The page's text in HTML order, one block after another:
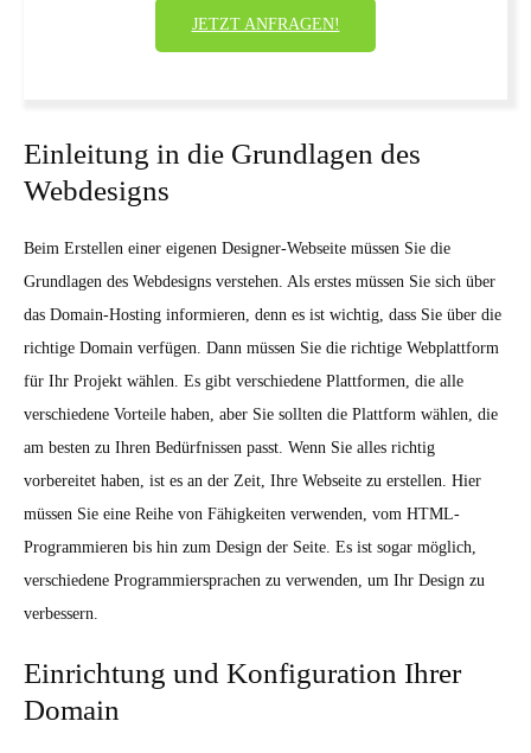
JETZT ANFRAGEN!
Einleitung in die Grundlagen des
Webdesigns
Beim Erstellen einer eigenen Designer-Webseite müssen Sie die
Grundlagen des Webdesigns verstehen. Als erstes müssen Sie sich über
das Domain-Hosting informieren, denn es ist wichtig, dass Sie über die
richtige Domain verfügen. Dann müssen Sie die richtige Webplattform
für Ihr Projekt wählen. Es gibt verschiedene Plattformen, die alle
verschiedene Vorteile haben, aber Sie sollten die Plattform wählen, die
am besten zu Ihren Bedürfnissen passt. Wenn Sie alles richtig
vorbereitet haben, ist es an der Zeit, Ihre Webseite zu erstellen. Hier
müssen Sie eine Reihe von Fähigkeiten verwenden, vom HTML-
Programmieren bis hin zum Design der Seite. Es ist sogar möglich,
verschiedene Programmiersprachen zu verwenden, um Ihr Design zu
verbessern.
Einrichtung und Konfiguration Ihrer
Domain